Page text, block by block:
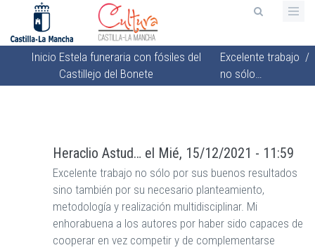
contenido
principal
Sobrescribir
enlaces
navegación
Inicio Estela funeraria con fósiles del
Castillejo del Bonete
Excelente trabajo
no sólo…
/
Heraclio Astud… el Mié, 15/12/2021 - 11:59
Excelente trabajo no sólo por sus buenos resultados
sino también por su necesario planteamiento,
metodología y realización multidisciplinar. Mi
enhorabuena a los autores por haber sido capaces de
cooperar en vez competir y de complementarse